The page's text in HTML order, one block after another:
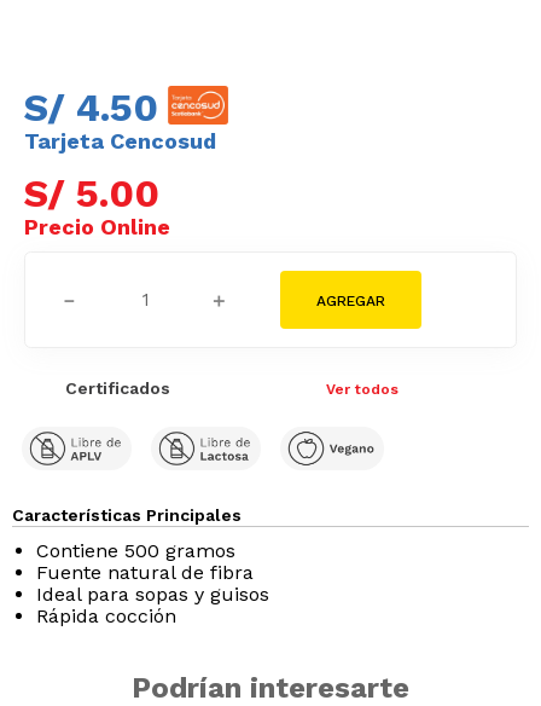
Tarjeta Cencosud
S/ 4.50
S/ 5.00
＋
－
Certificados Ver todos
Características Principales
Contiene 500 gramos
Fuente natural de fibra
Ideal para sopas y guisos
Rápida cocción
Podrían interesarte